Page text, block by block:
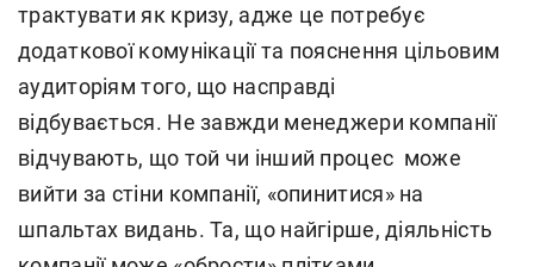
трактувати як кризу, адже це потребує
додаткової комунікації та пояснення цільовим
аудиторіям того, що насправді
відбувається. Не завжди менеджери компанії
відчувають, що той чи інший процес може
вийти за стіни компанії, «опинитися» на
шпальтах видань. Та, що найгірше, діяльність